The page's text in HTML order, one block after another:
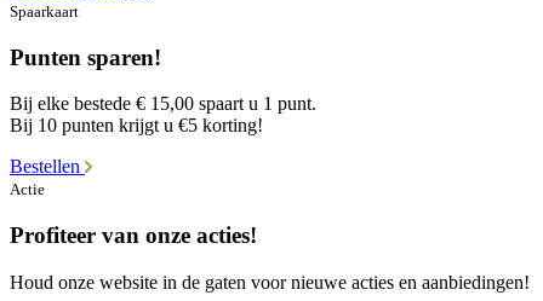
Spaarkaart
Punten sparen!
Bij elke bestede € 15,00 spaart u 1 punt.
Bij 10 punten krijgt u €5 korting!
Bestellen
Actie
Profiteer van onze acties!
Houd onze website in de gaten voor nieuwe acties en aanbiedingen!